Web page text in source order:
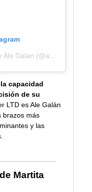
la capacidad
de su
LTD es Ale Galán
brazos más
y las
Martita